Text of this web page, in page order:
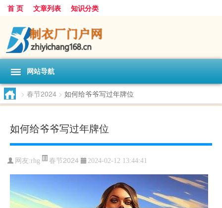
首 页 文章列表 知识分类
网站导航
> 春节2024 > 如何给爷爷写过年牌位
如何给爷爷写过年牌位
网友:rhg 春节2024 2024-02-12 13:44:41